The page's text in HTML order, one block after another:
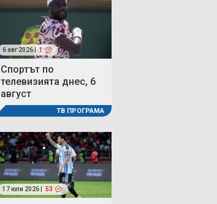
6 авг 2026 | 1
Спортът по
телевизията днес, 6
август
ТВ ПРОГРАМА
17 юли 2026 | 53